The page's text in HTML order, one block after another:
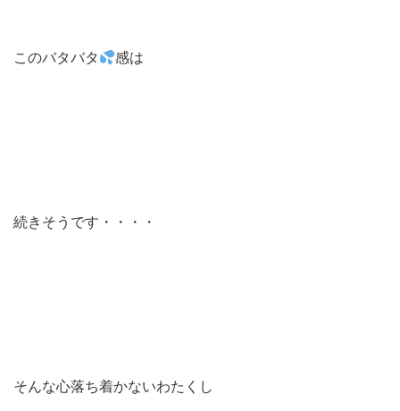
このバタバタ 感は
続きそうです・・・・
そんな心落ち着かないわたくし